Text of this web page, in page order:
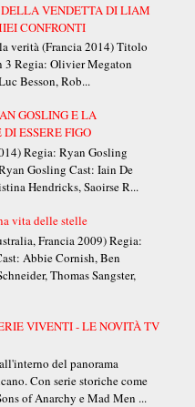
VENDETTA DI LIAM
CONFRONTI
verità (Francia 2014) Titolo
3 Regia: Olivier Megaton
Besson, Rob...
GOSLING E LA
ESSERE FIGO
Regia: Ryan Gosling
Gosling Cast: Iain De
Hendricks, Saoirse R...
vita delle stelle
Francia 2009) Regia:
Abbie Cornish, Ben
Thomas Sangster,
VIVENTI - LE NOVITÀ TV
del panorama
Con serie storiche come
of Anarchy e Mad Men ...